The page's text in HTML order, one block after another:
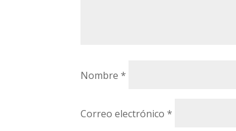
Nombre*
Correo electrónico*